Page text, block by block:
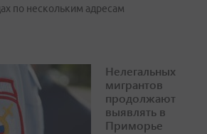
по нескольким адресам
Нелегальных
мигрантов
продолжают
выявлять в
Приморье